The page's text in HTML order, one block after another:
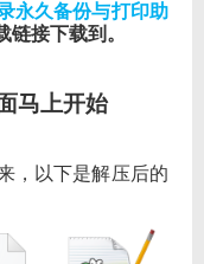
永久备份与打印助
接下载到。
马上开始
，以下是解压后的